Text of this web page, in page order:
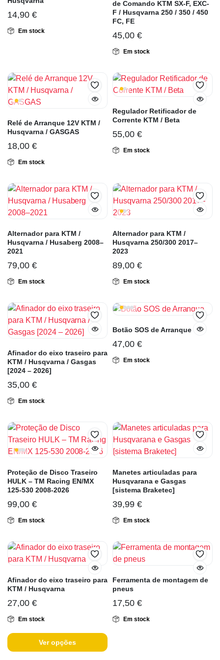
14,90 €
Em stock
de Comando KTM SX-F, EXC-
F / Husqvarna 250 / 350 / 450
FC, FE
45,00 €
Em stock
Relé de Arranque 12V KTM /
Husqvarna / GASGAS
18,00 €
Em stock
Regulador Retificador de
Corrente KTM / Beta
55,00 €
Em stock
Alternador para KTM /
Husqvarna / Husaberg 2008–
2021
79,00 €
Em stock
Alternador para KTM /
Husqvarna 250/300 2017–
2023
89,00 €
Em stock
Afinador do eixo traseiro para
KTM / Husqvarna / Gasgas
[2024 – 2026]
35,00 €
Em stock
Botão SOS de Arranque
47,00 €
Em stock
Proteção de Disco Traseiro
HULK – TM Racing EN/MX
125-530 2008-2026
99,00 €
Em stock
Manetes articuladas para
Husqvarana e Gasgas
[sistema Braketec]
39,99 €
Em stock
Afinador do eixo traseiro para
KTM / Husqvarna
27,00 €
Em stock
Ver opções
Ferramenta de montagem de
pneus
17,50 €
Em stock